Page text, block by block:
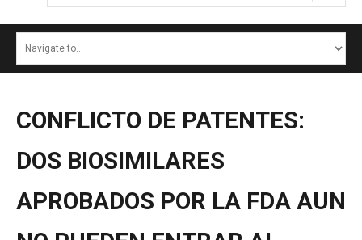
NOTICIAS
NOTICIAS MEDICAMENTOS
CONTACTO
CONFLICTO DE PATENTES:
DOS BIOSIMILARES
APROBADOS POR LA FDA AUN